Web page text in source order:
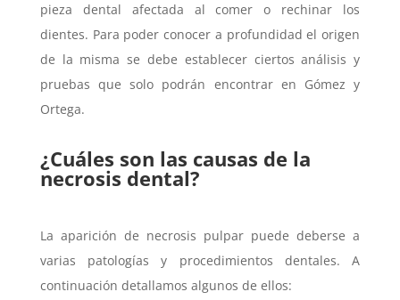
pieza dental afectada al comer o rechinar los
dientes. Para poder conocer a profundidad el origen
de la misma se debe establecer ciertos análisis y
pruebas que solo podrán encontrar en Gómez y
Ortega.
¿Cuáles son las causas de la
necrosis dental?
La aparición de necrosis pulpar puede deberse a
varias patologías y procedimientos dentales. A
continuación detallamos algunos de ellos: